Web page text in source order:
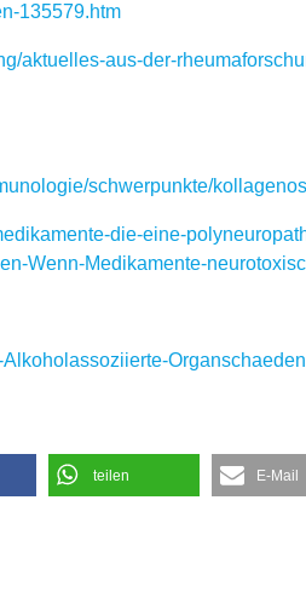
135579.htm
aktuelles-aus-der-
schwerpunkte/
die-eine-
Wenn-Medikamente-
Organschaeden
teilen E-Mail